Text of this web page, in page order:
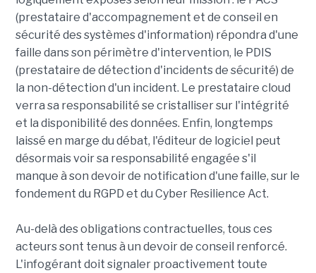
(prestataire d'accompagnement et de conseil en
sécurité des systèmes d'information) répondra d'une
faille dans son périmètre d'intervention, le PDIS
(prestataire de détection d'incidents de sécurité) de
la non-détection d'un incident. Le prestataire cloud
verra sa responsabilité se cristalliser sur l'intégrité
et la disponibilité des données. Enfin, longtemps
laissé en marge du débat, l'éditeur de logiciel peut
désormais voir sa responsabilité engagée s'il
manque à son devoir de notification d'une faille, sur le
fondement du RGPD et du Cyber Resilience Act.
Au-delà des obligations contractuelles, tous ces
acteurs sont tenus à un devoir de conseil renforcé.
L'infogérant doit signaler proactivement toute